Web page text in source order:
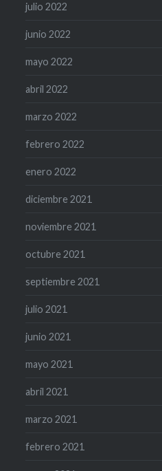
julio 2022
junio 2022
mayo 2022
abril 2022
marzo 2022
febrero 2022
enero 2022
diciembre 2021
noviembre 2021
octubre 2021
septiembre 2021
julio 2021
junio 2021
mayo 2021
abril 2021
marzo 2021
febrero 2021